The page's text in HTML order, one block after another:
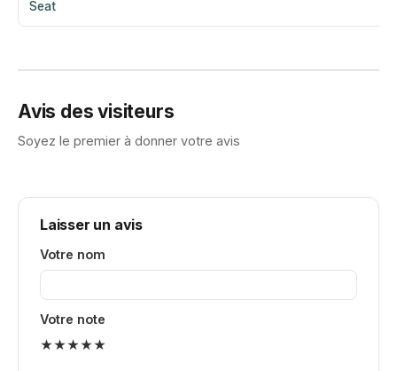
Seat
Avis des visiteurs
Soyez le premier à donner votre avis
Laisser un avis
Votre nom
Votre note
★★★★★